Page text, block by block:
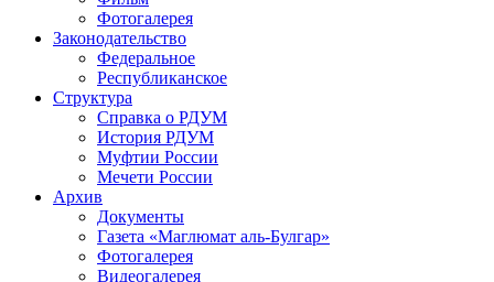
Фотогалерея
Законодательство
Федеральное
Республиканское
Структура
Справка о РДУМ
История РДУМ
Муфтии России
Мечети России
Архив
Документы
Газета «Маглюмат аль-Булгар»
Фотогалерея
Видеогалерея